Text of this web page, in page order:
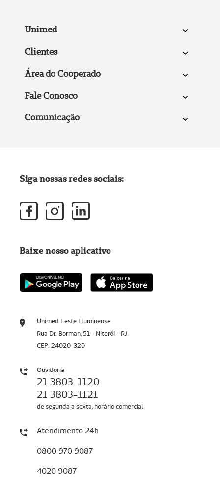
Unimed
Clientes
Área do Cooperado
Fale Conosco
Comunicação
Unimed Leste Fluminense
Rua Dr. Borman, 51 - Niterói - RJ
CEP: 24020-320
Ouvidoria
21 3803-1120
21 3803-1121
de segunda a sexta, horário comercial
Atendimento 24h
0800 970 9087
4020 9087
Siga nossas redes sociais:
Baixe nosso aplicativo